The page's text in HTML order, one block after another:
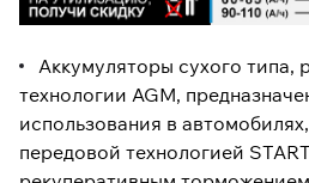
Аккумуляторы сухого типа,
технологии AGM,
использования в
передовой технологией